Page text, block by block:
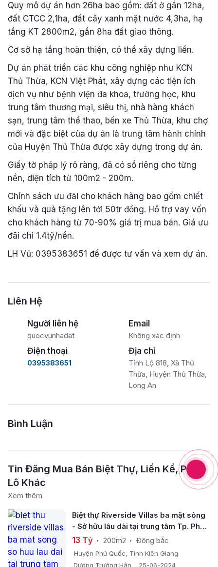
Quy mô dự án hơn 26ha bao gồm: đất ở gần 12ha,
đất CTCC 2,1ha, đất cây xanh mặt nước 4,3ha, hạ
tầng KT 2800m2, gần 8ha đất giao thông.
Cơ sở hạ tầng hoàn thiện, có thể xây dựng liền.
Dự án phát triển các khu công nghiệp như KCN
Thủ Thừa, KCN Việt Phát, xây dựng các tiện ích
dịch vụ như bệnh viện đa khoa, trường học, khu
trung tâm thương mại, siêu thị, nhà hàng khách
sạn, trung tâm thể thao, bến xe Thủ Thừa, khu chợ
mới và đặc biệt của dự án là trung tâm hành chính
của Huyện Thủ Thừa được xây dựng trong dự án.
Giấy tờ pháp lý rõ ràng, đã có sổ riêng cho từng
nền, diện tích từ 100m2 - 200m.
Chính sách ưu đãi cho khách hàng bao gồm chiết
khấu và quà tặng lên tới 50tr đồng. Hỗ trợ vay vốn
cho khách hàng từ 70-90% giá trị mua bán. Giá ưu
đãi chỉ 1.4tỷ/nền.
LH Vũ: 0395383651 để được tư vấn và xem dự án.
Liên Hệ
Người liên hệ
quocvunhadat
Email
Không xác định
Điện thoại
0395383651
Địa chỉ
Tỉnh Lộ 818, Xã Thủ
Thừa, Huyện Thủ Thừa,
Long An
Bình Luận
Tin Đăng Mua Bán Biệt Thự, Liền Kề, Phân
Lô Khác
Xem thêm
Biệt thự Riverside Villas ba mặt sông
- Sở hữu lâu dài tại trung tâm Tp. Phú
Quốc
13 Tỷ 200m2 Đông bắc
Huyện Phú Quốc, Tỉnh Kiên Giang
Dương Trường Hân
25-06-2024